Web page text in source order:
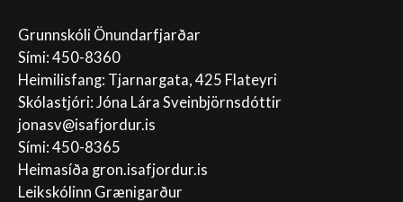
Grunnskóli Önundarfjarðar
Sími: 450-8360
Heimilisfang: Tjarnargata, 425 Flateyri
Skólastjóri: Jóna Lára Sveinbjörnsdóttir
jonasv@isafjordur.is
Sími: 450-8365
Heimasíða gron.isafjordur.is
Leikskólinn Grænigarður